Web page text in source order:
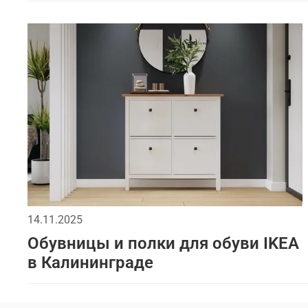
14.11.2025
Обувницы и полки для обуви IKEA
в Калининграде